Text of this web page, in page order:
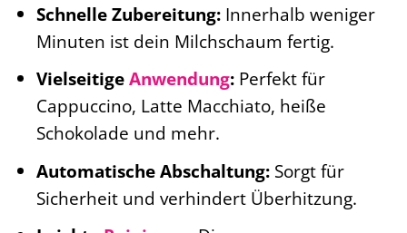
Schnelle Zubereitung:Innerhalb weniger
Minuten ist dein Milchschaum fertig.
VielseitigeAnwendung:Perfekt für
Cappuccino, Latte Macchiato, heiße
Schokolade und mehr.
Automatische Abschaltung:Sorgt für
Sicherheit und verhindert Überhitzung.